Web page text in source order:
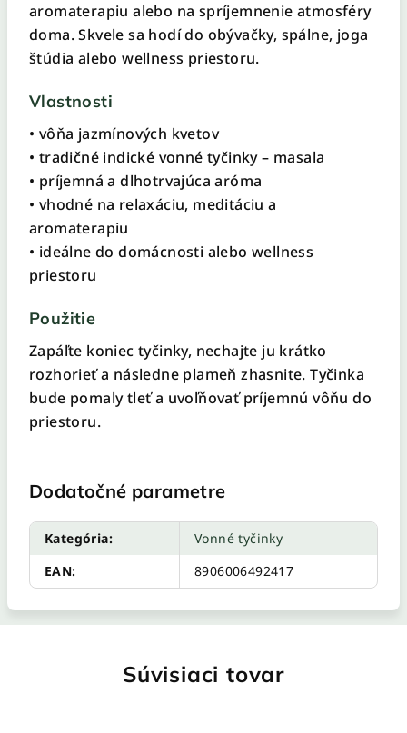
aromaterapiu alebo na spríjemnenie atmosféry
doma. Skvele sa hodí do obývačky, spálne, joga
štúdia alebo wellness priestoru.
Vlastnosti
• vôňa jazmínových kvetov
• tradičné indické vonné tyčinky – masala
• príjemná a dlhotrvajúca aróma
• vhodné na relaxáciu, meditáciu a
aromaterapiu
• ideálne do domácnosti alebo wellness
priestoru
Použitie
Zapáľte koniec tyčinky, nechajte ju krátko
rozhorieť a následne plameň zhasnite. Tyčinka
bude pomaly tleť a uvoľňovať príjemnú vôňu do
priestoru.
Dodatočné parametre
Kategória:
Vonné tyčinky
EAN: 8906006492417
Súvisiaci tovar